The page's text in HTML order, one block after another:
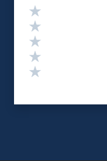
Valutazione